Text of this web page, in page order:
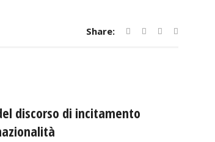
Share:
discorso di incitamento